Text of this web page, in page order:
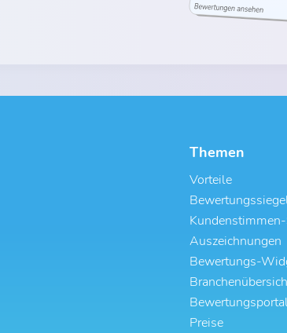
Themen
Vorteile
Auszeichnungen
Bewertungs-
Preise